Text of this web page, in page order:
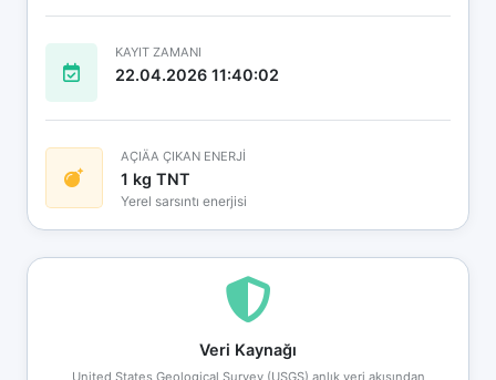
KAYIT ZAMANI
22.04.2026 11:40:02
AÇIÄA ÇIKAN ENERJİ
1 kg TNT
Yerel sarsıntı enerjisi
Veri Kaynağı
United States Geological Survey (USGS) anlık veri akışından